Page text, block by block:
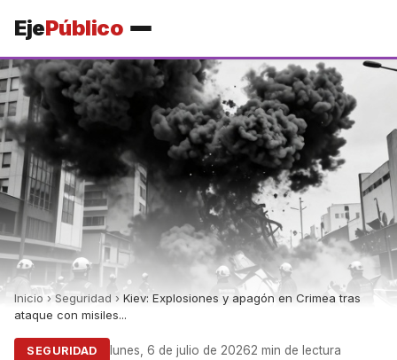
EjePúblico
Inicio› Seguridad › Kiev: Explosiones y apagón en Crimea tras
ataque con misiles...
SEGURIDAD lunes, 6 de julio de 20262 min de lectura